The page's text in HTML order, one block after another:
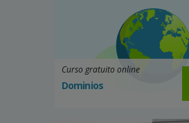
Curso gratuito online
Dominios